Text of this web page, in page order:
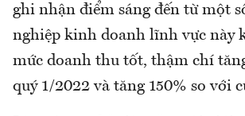
ghi nhận điểm sáng đến từ một
nghiệp kinh doanh lĩnh vực này
mức doanh thu tốt, thậm chí
quý 1/2022 và tăng 150% so với